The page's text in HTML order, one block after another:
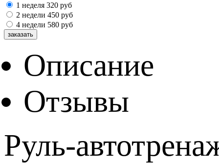
1 неделя 320 руб
2 недели 450 руб
4 недели 580 руб
Описание
Отзывы
Руль-